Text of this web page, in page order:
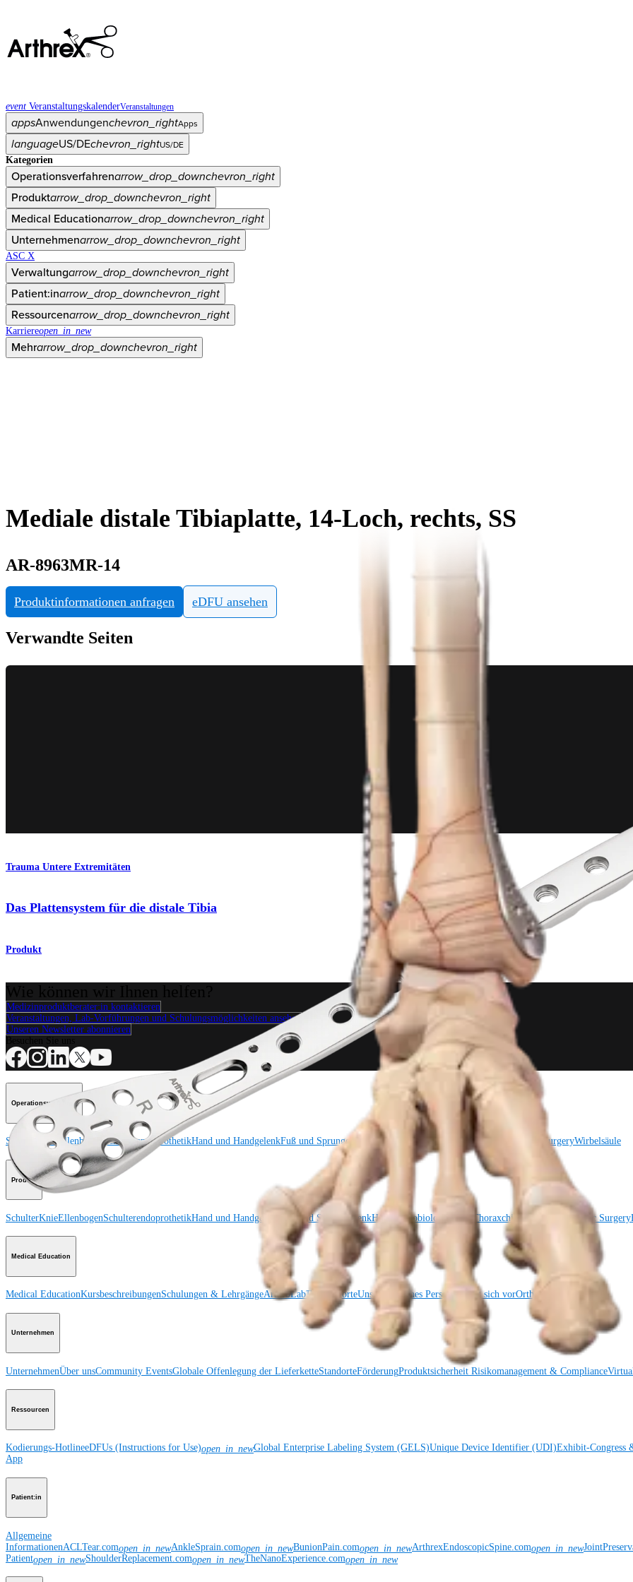
event VeranstaltungskalenderVeranstaltungen
appsAnwendungenchevron_rightApps
languageUS/DEchevron_rightUS/DE
Kategorien
Operationsverfahrenarrow_drop_downchevron_right
Produktarrow_drop_downchevron_right
Medical Educationarrow_drop_downchevron_right
Unternehmenarrow_drop_downchevron_right
ASC X
Verwaltungarrow_drop_downchevron_right
Patient:inarrow_drop_downchevron_right
Ressourcenarrow_drop_downchevron_right
Karriereopen_in_new
Mehrarrow_drop_downchevron_right
Mediale distale Tibiaplatte, 14-Loch, rechts, SS
AR-8963MR-14
Produktinformationen anfragen eDFU ansehen
Verwandte Seiten
Trauma Untere Extremitäten
Das Plattensystem für die distale Tibia
Produkt
Medizinproduktberater:in kontaktieren
Veranstaltungen, Lab-Vorführungen und Schulungsmöglichkeiten ansehen
Unseren Newsletter abonnieren
Operationsverfahren
Schulter Knie EllenbogenSchulterendoprothetikHand und HandgelenkFuß und Sprunggelenk Trauma Orthobiologie Cardiothoracic SurgeryWirbelsäule
Produkt
SchulterKnieEllenbogenSchulterendoprothetikHand und Handgelenk Fuß und SprunggelenkHüfte Orthobiologie Herz-Thoraxchirurgie Cardiothoracic Surgery
Medical Education
Medical EducationKursbeschreibungenSchulungen & LehrgängeArthroLab™-StandorteUnser klinisches Personal stellt sich vorOrthoPedia
Unternehmen
UnternehmenÜber unsCommunity EventsGlobale Offenlegung der LieferketteStandorteFörderungProduktsicherheit Risikomanagement & Compliance
Ressourcen
Kodierungs-HotlineeDFUs (Instructions for Use)open_in_newGlobal Enterprise Labeling System (GELS)Unique Device Identifier (UDI)Exhibit-Congress
App
Patient:in
Allgemeine
InformationenACLTear.comopen_in_newAnkleSprain.comopen_in_newBunionPain.comopen_in_newArthrexEndoscopicSpine.comopen_in_new
Patientopen_in_newShoulderReplacement.comopen_in_newTheNanoExperience.comopen_in_new